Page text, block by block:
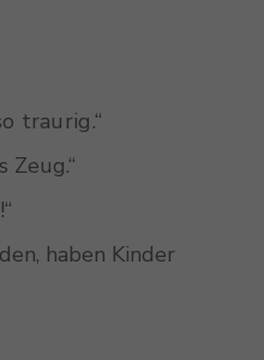
traurig.“
Zeug.“
haben Kinder